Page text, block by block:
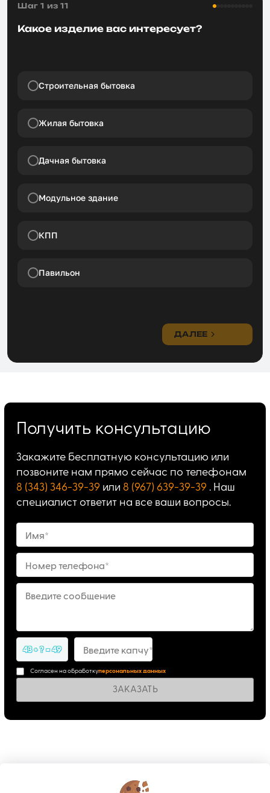
Шаг 1 из 11
Какое изделие вас интересует?
Строительная бытовка
Жилая бытовка
Дачная бытовка
Модульное здание
КПП
Павильон
ДАЛЕЕ
Получить консультацию
Закажите бесплатную консультацию или
позвоните нам прямо сейчас по телефонам
8 (343) 346-39-39 или 8 (967) 639-39-39 . Наш
специалист ответит на все ваши вопросы.
Имя*
Номер телефона*
Введите сообщение
43 + ? = 49 Введите капчу*
Согласен на обработкуперсональных данных
ЗАКАЗАТЬ